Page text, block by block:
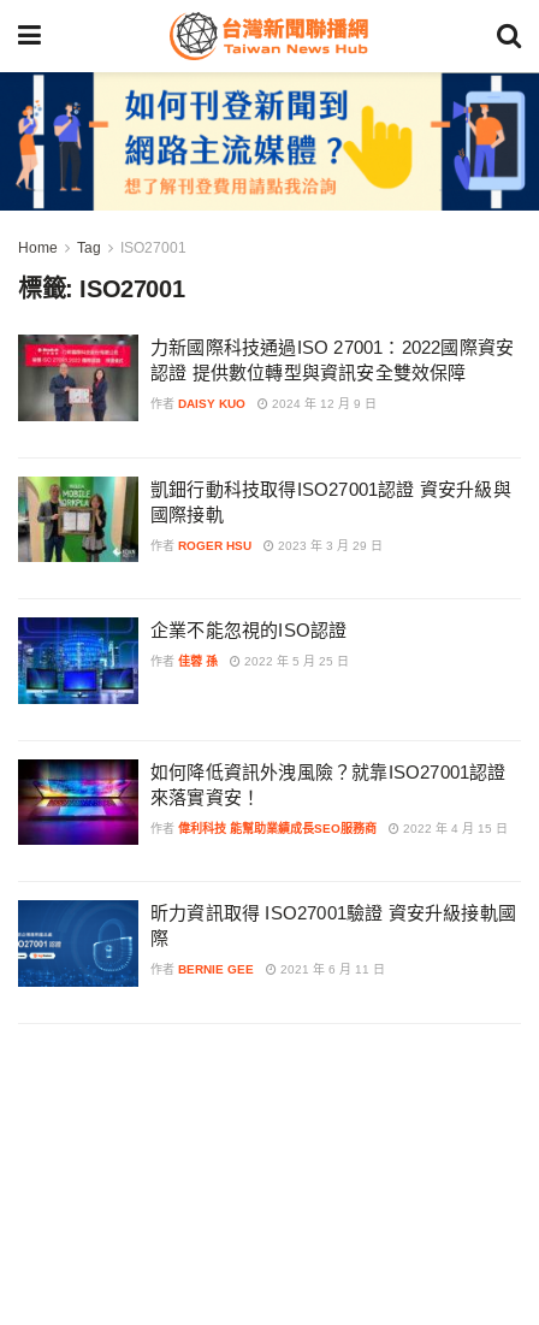
Home Tag ISO27001
標籤: ISO27001
力新國際科技通過ISO 27001：2022國際資安
認證 提供數位轉型與資訊安全雙效保障
作者 DAISY KUO 2024 年 12 月 9 日
凱鈿行動科技取得ISO27001認證 資安升級與
國際接軌
作者 ROGER HSU 2023 年 3 月 29 日
企業不能忽視的ISO認證
作者 佳蓉 孫 2022 年 5 月 25 日
如何降低資訊外洩風險？就靠ISO27001認證
來落實資安！
作者 偉利科技 能幫助業績成長SEO服務商 2022 年 4 月 15 日
昕力資訊取得 ISO27001驗證 資安升級接軌國
際
作者 BERNIE GEE 2021 年 6 月 11 日